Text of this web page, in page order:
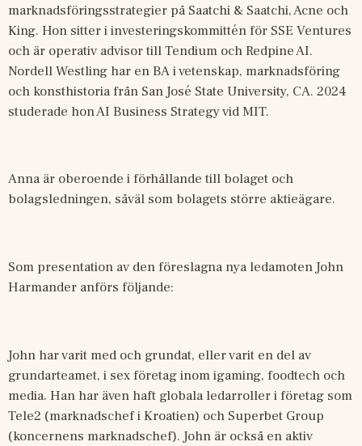
marknadsföringsstrategier på Saatchi & Saatchi, Acne och
King. Hon sitter i investeringskommittén för SSE Ventures
och är operativ advisor till Tendium och Redpine AI.
Nordell Westling har en BA i vetenskap, marknadsföring
och konsthistoria från San José State University, CA. 2024
studerade hon AI Business Strategy vid MIT.
Anna är oberoende i förhållande till bolaget och
bolagsledningen, såväl som bolagets större aktieägare.
Som presentation av den föreslagna nya ledamoten John
Harmander anförs följande:
John har varit med och grundat, eller varit en del av
grundarteamet, i sex företag inom igaming, foodtech och
media. Han har även haft globala ledarroller i företag som
Tele2 (marknadschef i Kroatien) och Superbet Group
(koncernens marknadschef). John är också en aktiv